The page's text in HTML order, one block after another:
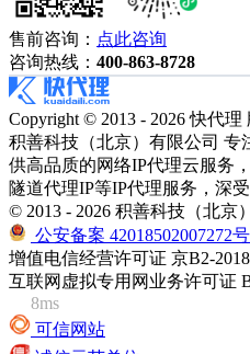
售前咨询： 点此咨询
咨询热线： 400-863-8728
Copyright © 2013 - 2026 快代理
积善科技（北京）有限公司 专
供高品质的网络IP代理云服务
隧道代理IP等IP代理服务，深
© 2013 - 2026 积善科技（北京
公安备案 42018502007272号
增值电信经营许可证 京B2-
互联网虚拟专用网业务许可证
8ms
可信网站